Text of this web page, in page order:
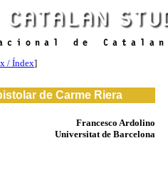
/ Índex]
de Carme Riera
Francesco Ardolino
Universitat de Barcelona